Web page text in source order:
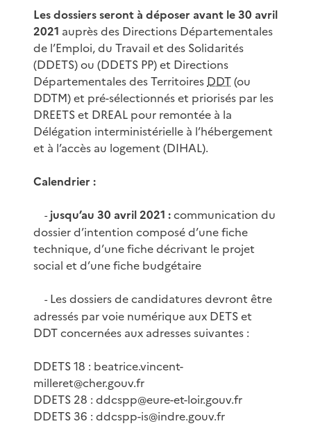
Les dossiers seront à déposer avant le 30 avril
2021 auprès des Directions Départementales
de l’Emploi, du Travail et des Solidarités
(DDETS) ou (DDETS PP) et Directions
Départementales des Territoires DDT(ou
DDTM) et pré-sélectionnés et priorisés par les
DREETS et DREAL pour remontée à la
Délégation interministérielle à l’hébergement
et à l’accès au logement (DIHAL).
Calendrier :
- jusqu’au 30 avril 2021 :communication du
dossier d’intention composé d’une fiche
technique, d’une fiche décrivant le projet
social et d’une fiche budgétaire
-Les dossiers de candidatures devront être
adressés par voie numérique aux DETS et
DDT concernées aux adresses suivantes :
DDETS 18 : beatrice.vincent-
milleret@cher.gouv.fr
DDETS 28 : ddcspp@eure-et-loir.gouv.fr
DDETS 36 : ddcspp-is@indre.gouv.fr